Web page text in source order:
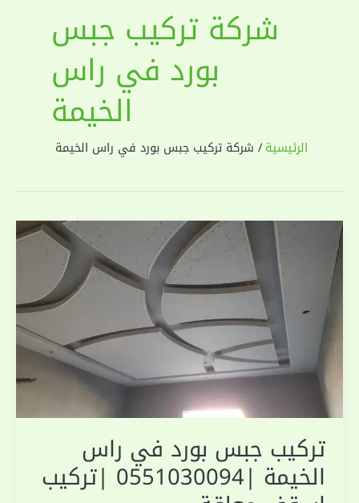
شركة تركيب جبس
بورد في راس
الخيمة
الرئيسية شركة تركيب جبس بورد في راس الخيمة
تركيب جبس بورد في راس
الخيمة |0551030094 |تركيب